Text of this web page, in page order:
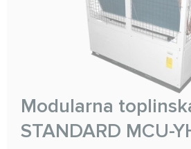
Modularna
STANDARD MCU-